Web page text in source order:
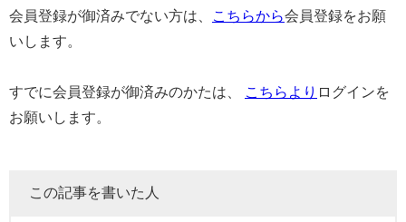
会員登録が御済みでない方は、
こちらから会員登録をお願
いします。
すでに会員登録が御済みのかたは、 こちらより ログインを
お願いします。
この記事を書いた人